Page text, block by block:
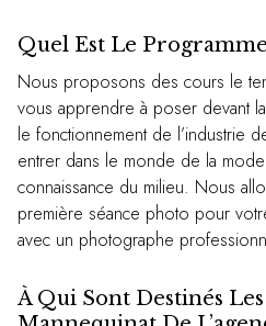
Quel Est Le
Nous proposons des cours le
vous apprendre à poser devant
le fonctionnement de l’industrie
entrer dans le monde de la
connaissance du milieu. Nous
première séance photo pour
avec un photographe
À Qui Sont Destinés